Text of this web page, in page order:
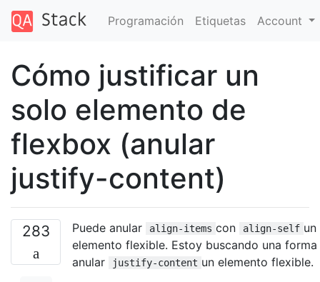
Programación Etiquetas Account
Cómo justificar un
solo elemento de
flexbox (anular
justify-content)
283 Puede anular align-items con align-self un
elemento flexible. Estoy buscando una forma
anular
justify-content un elemento flexible.